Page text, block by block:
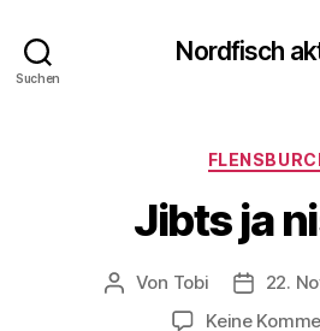
Suchen
Nordfisch
Jibts ja
Beitragsautor
Von Tobi
22.
Keine